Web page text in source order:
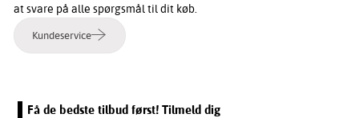
at svare på alle spørgsmål til dit køb.
Kundeservice
Få de bedste tilbud først! Tilmeld dig